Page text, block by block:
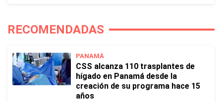
RECOMENDADAS
PANAMÁ
CSS alcanza 110 trasplantes de
hígado en Panamá desde la
creación de su programa hace 15
años